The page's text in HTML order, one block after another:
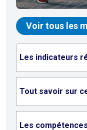
Voir tous les
Les indicateurs
Tout savoir sur
Les